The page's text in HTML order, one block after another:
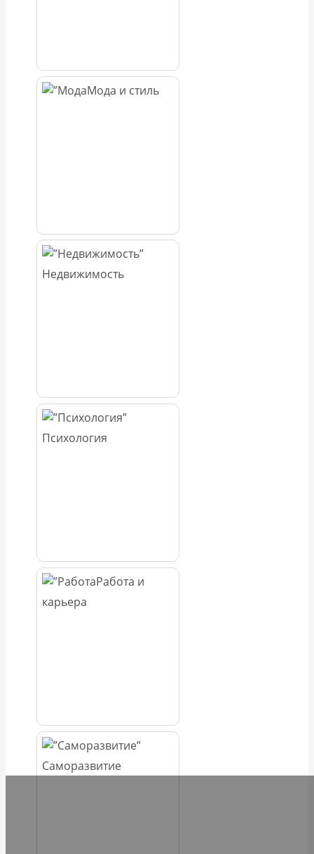
Мода и стиль
Недвижимость
Психология
Работа и
карьера
Саморазвитие